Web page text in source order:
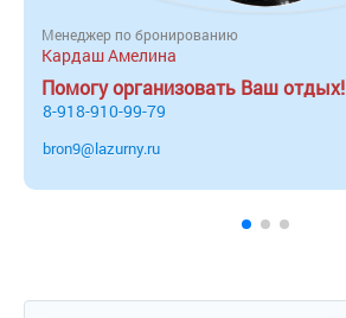
Менеджер по бронированию
Кардаш Амелина
Помогу организовать Ваш отдых!
8-918-910-99-79
bron9@lazurny.ru